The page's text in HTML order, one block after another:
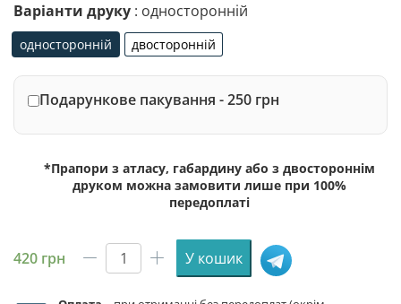
Варіанти друку : односторонній
односторонній
односторонній
двосторонній
двосторонній
Подарункове пакування - 250 грн
*Прапори з атласу, габардину або з двостороннім
друком можна замовити лише при 100%
передоплаті
420 грн
Прапор
У кошик